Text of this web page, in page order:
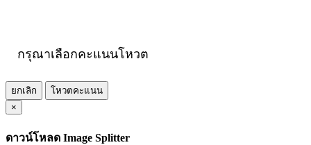
กรุณาเลือกคะแนนโหวต
ยกเลิก
โหวตคะแนน
×
ดาวน์โหลด Image Splitter